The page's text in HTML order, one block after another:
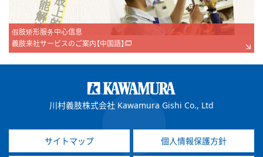
假肢矫形服务中心信息
義肢来社サービスのご案内【中国語】
川村義肢株式会社 Kawamura Gishi Co., Ltd
サイトマップ 個人情報保護方針